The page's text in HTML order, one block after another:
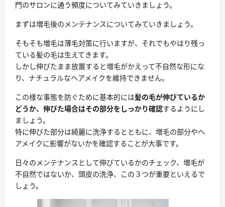
門のサロンに通う頻度についてみていきましょう。
まずは増毛後のメンテナンスについてみていきましょう。
そもそも増毛は薄毛対策に行いますが、それでもやはり残っ
ている髪の毛は生えてきます。
しかし伸びたまま放置すると増毛がかえって不自然な形にな
り、ナチュラルなヘアメイクを維持できません。
この様な事態を防ぐために基本的には髪の毛が伸びているか
どうか、伸びた場合はその部分をしっかり確認するようにし
ましょう。
特に伸びた部分は綺麗に洗浄するとともに、増毛の部分やヘ
アメイクに影響がないかを確認する ことが大事です。
日々のメンテナンスとして伸びているかのチェック、増毛が
不自然ではないか、頭皮の洗浄、この３つが重要といえるで
しょう。